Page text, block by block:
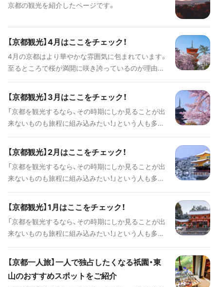
京都の観光を紹介したページです。
【京都観光】4月はここをチェック！
4月の京都はより華やかな雰囲気に包まれています。
至るところで桜が満開に咲き誇っているのが理由の
そんな京都のおすすめ桜スポットと、4月に楽しめる
花街の伝統的な舞踊をまとめてご紹介します。
【京都観光】3月はここをチェック！
「京都を観光するなら、その時期にしか見ることが出
来ないものも旅程に組み込みたい！」という人も多い
楽しい思い出を作りたいものです。ぜひプランの参
考にしてみてください。
【京都観光】2月はここをチェック！
「京都を観光するなら、その時期にしか見ることが出
来ないものも旅程に組み込みたい！」という人も多い
楽しい思い出を作りたいものです。ぜひプランの参
考にしてみてください。
【京都観光】1月はここをチェック！
「京都を観光するなら、その時期にしか見ることが出
来ないものも旅程に組み込みたい！」という人も多い
楽しい思い出を作りたいものです。ぜひプランの参
考にしてみてください。
【京都一人旅】一人で独占したくなる祇園・東
山のおすすめスポットをご紹介